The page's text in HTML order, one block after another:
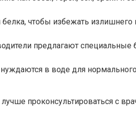
чтобы избежать
предлагают
в воде для
проконсультироваться с